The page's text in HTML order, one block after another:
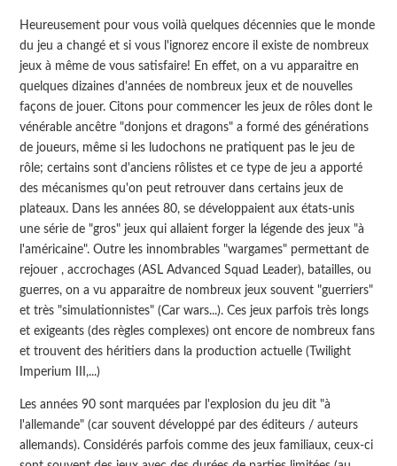
Heureusement pour vous voilà quelques décennies que le monde
du jeu a changé et si vous l'ignorez encore il existe de nombreux
jeux à même de vous satisfaire! En effet, on a vu apparaitre en
quelques dizaines d'années de nombreux jeux et de nouvelles
façons de jouer. Citons pour commencer les jeux de rôles dont le
vénérable ancêtre "donjons et dragons" a formé des générations
de joueurs, même si les ludochons ne pratiquent pas le jeu de
rôle; certains sont d'anciens rôlistes et ce type de jeu a apporté
des mécanismes qu'on peut retrouver dans certains jeux de
plateaux. Dans les années 80, se développaient aux états-unis
une série de "gros" jeux qui allaient forger la légende des jeux "à
l'américaine". Outre les innombrables "wargames" permettant de
rejouer , accrochages (ASL Advanced Squad Leader), batailles, ou
guerres, on a vu apparaitre de nombreux jeux souvent "guerriers"
et très "simulationnistes" (Car wars...). Ces jeux parfois très longs
et exigeants (des règles complexes) ont encore de nombreux fans
et trouvent des héritiers dans la production actuelle (Twilight
Imperium III,...)
Les années 90 sont marquées par l'explosion du jeu dit "à
l'allemande" (car souvent développé par des éditeurs / auteurs
allemands). Considérés parfois comme des jeux familiaux, ceux-ci